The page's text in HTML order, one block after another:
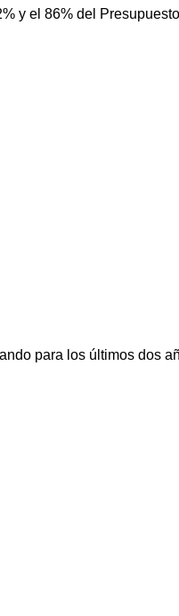
y el 86% del
para los últimos dos